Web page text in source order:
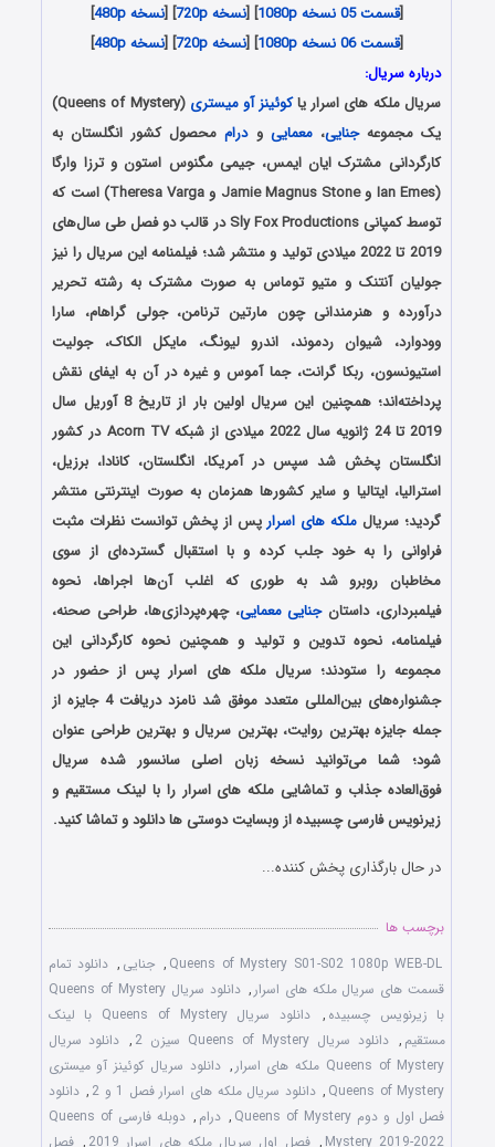
[قسمت 05 نسخه 1080p ] [نسخه 720p ] [نسخه 480p
]
[قسمت 06 نسخه 1080p ] [نسخه 720p ] [نسخه 480p
]
درباره سریال:
سریال ملکه های اسرار یاکوئینز آو میستری
(Queens of Mystery)
یک مجموعهجنایی،معمایی ودراممحصول کشور انگلستان به
کارگردانی مشترک ایان ایمس، جیمی مگنوس استون و ترزا وارگا
(Ian Emes و Jamie Magnus Stone و Theresa Varga) است که
توسط کمپانی Sly Fox Productions در قالب دو فصل طی سال‌های
2019 تا 2022 میلادی تولید و منتشر شد؛ فیلمنامه این سریال را نیز
جولیان آنتنک و متیو توماس به صورت مشترک به رشته تحریر
درآورده و هنرمندانی چون مارتین ترنامن، جولی گراهام، سارا
وودوارد، شیوان ردموند، اندرو لیونگ، مایکل الکاک، جولیت
استیونسون، ربکا گرانت، جما آموس و غیره در آن به ایفای نقش
پرداخته‌اند؛ همچنین این سریال اولین بار از تاریخ 8 آوریل سال
2019 تا 24 ژانویه سال 2022 میلادی از شبکه Acorn TV در کشور
انگلستان پخش شد سپس در آمریکا، انگلستان، کانادا، برزیل،
استرالیا، ایتالیا و سایر کشورها همزمان به صورت اینترنتی منتشر
گردید؛ سریال ملکه های اسرار پس از پخش توانست نظرات مثبت
فراوانی را به خود جلب کرده و با استقبال گسترده‌ای از سوی
مخاطبان روبرو شد به طوری که اغلب آن‌ها اجراها، نحوه
فیلمبرداری، داستانجنایی معمایی، چهره‌پردازی‌ها، طراحی صحنه،
فیلمنامه، نحوه تدوین و تولید و همچنین نحوه کارگردانی این
مجموعه را ستودند؛ سریال ملکه های اسرار پس از حضور در
جشنواره‌‌های بین‌المللی متعدد موفق شد نامزد دریافت 4 جایزه از
جمله جایزه بهترین روایت، بهترین سریال و بهترین طراحی عنوان
شود؛ شما می‌توانید نسخه زبان اصلی سانسور شده سریال
فوق‌العاده جذاب و تماشایی ملکه های اسرار را با لینک مستقیم و
زیرنویس فارسی چسبیده از وبسایت دوستی ها دانلود و تماشا کنید.
در حال بارگذاری پخش کننده...
برچسب ها
Queens of Mystery S01-S02 1080p WEB-DL
, جنایی , دانلود تمام
قسمت های سریال ملکه های اسرار ,
دانلود سریال Queens of Mystery
با زیرنویس چسبیده ,
دانلود سریال Queens of Mystery با لینک
مستقیم , دانلود سریال Queens of Mystery سیزن 2 , دانلود سریال
Queens of Mystery ملکه های اسرار
, دانلود سریال کوئینز آو میستری
Queens of Mystery
, دانلود سریال ملکه های اسرار فصل 1 و 2 , دانلود
فصل اول و دوم Queens of Mystery
, درام ,
دوبله فارسی Queens of
Mystery 2019-2022
, فصل اول سریال ملکه های اسرار 2019 , فصل